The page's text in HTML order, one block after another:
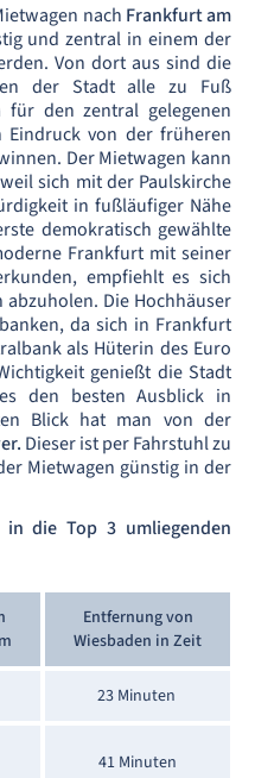
nach Frankfurt am
und zentral in einem der
Von dort aus sind die
der Stadt alle zu Fuß
den zentral gelegenen
von der früheren
Der Mietwagen kann
sich mit der Paulskirche
in fußläufiger Nähe
demokratisch gewählte
Frankfurt mit seiner
empfiehlt es sich
Die Hochhäuser
da sich in Frankfurt
als Hüterin des Euro
genießt die Stadt
den besten Ausblick in
Blick hat man von der
Dieser ist per Fahrstuhl zu
Mietwagen günstig in der
in die Top 3 umliegenden
Entfernung von
Wiesbaden in Zeit
23 Minuten
41 Minuten